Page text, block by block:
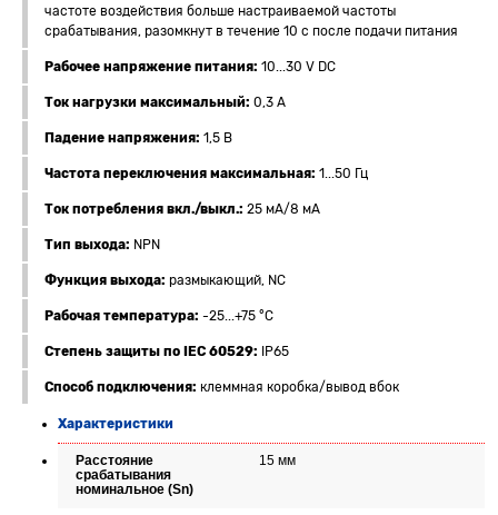
частоте воздействия больше настраиваемой частоты
срабатывания, разомкнут в течение 10 с после подачи питания
Рабочее напряжение питания: 10...30 V DC
Ток нагрузки максимальный: 0,3 А
Падение напряжения: 1,5 В
Частота переключения максимальная: 1...50 Гц
Ток потребления вкл./выкл.: 25 мА/8 мА
Тип выхода: NPN
Функция выхода: размыкающий, NC
Рабочая температура: -25...+75 °C
Степень защиты по IEC 60529: IP65
Способ подключения: клеммная коробка/вывод вбок
Характеристики
Расстояние
срабатывания
номинальное (Sn)
15 мм